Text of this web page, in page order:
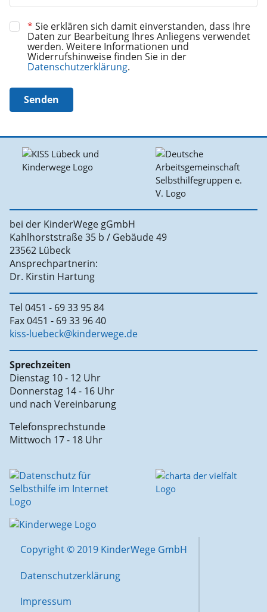
* Sie erklären sich damit einverstanden, dass Ihre
Daten zur Bearbeitung Ihres Anliegens verwendet
werden. Weitere Informationen und
Widerrufshinweise finden Sie in der
Datenschutzerklärung.
Senden
bei der KinderWege gGmbH
Kahlhorststraße 35 b / Gebäude 49
23562 Lübeck
Ansprechpartnerin:
Dr. Kirstin Hartung
Tel 0451 - 69 33 95 84
Fax 0451 - 69 33 96 40
kiss-luebeck@kinderwege.de
Sprechzeiten
Dienstag 10 - 12 Uhr
Donnerstag 14 - 16 Uhr
und nach Vereinbarung
Telefonsprechstunde
Mittwoch 17 - 18 Uhr
Copyright © 2019 KinderWege GmbH
Datenschutzerklärung
Impressum